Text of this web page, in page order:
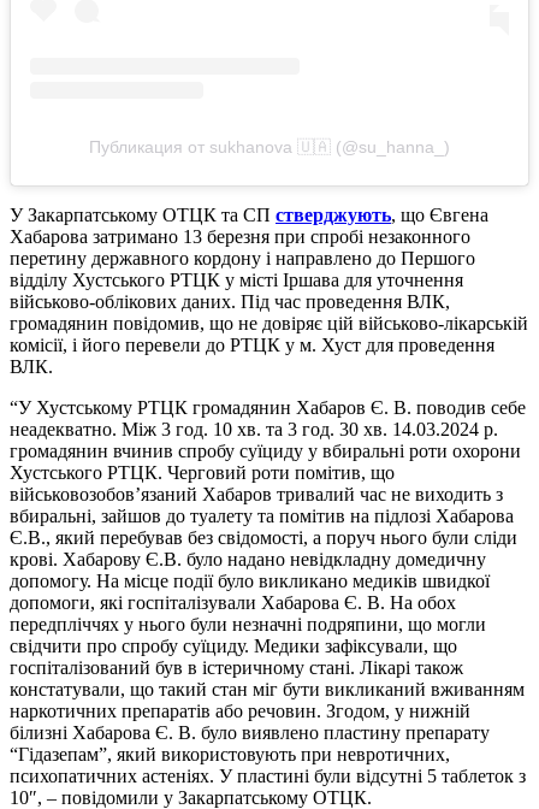
Публикация от sukhanova 🇺🇦 (@su_hanna_)
У Закарпатському ОТЦК та СП стверджують, що Євгена
Хабарова затримано 13 березня при спробі незаконного
перетину державного кордону і направлено до Першого
відділу Хустського РТЦК у місті Іршава для уточнення
військово-облікових даних. Під час проведення ВЛК,
громадянин повідомив, що не довіряє цій військово-лікарській
комісії, і його перевели до РТЦК у м. Хуст для проведення
ВЛК.
“У Хустському РТЦК громадянин Хабаров Є. В. поводив себе
неадекватно. Між 3 год. 10 хв. та 3 год. 30 хв. 14.03.2024 р.
громадянин вчинив спробу суїциду у вбиральні роти охорони
Хустського РТЦК. Черговий роти помітив, що
військовозобов’язаний Хабаров тривалий час не виходить з
вбиральні, зайшов до туалету та помітив на підлозі Хабарова
Є.В., який перебував без свідомості, а поруч нього були сліди
крові. Хабарову Є.В. було надано невідкладну домедичну
допомогу. На місце події було викликано медиків швидкої
допомоги, які госпіталізували Хабарова Є. В. На обох
передпліччях у нього були незначні подряпини, що могли
свідчити про спробу суїциду. Медики зафіксували, що
госпіталізований був в істеричному стані. Лікарі також
констатували, що такий стан міг бути викликаний вживанням
наркотичних препаратів або речовин. Згодом, у нижній
білизні Хабарова Є. В. було виявлено пластину препарату
“Гідазепам”, який використовують при невротичних,
психопатичних астеніях. У пластині були відсутні 5 таблеток з
10″, – повідомили у Закарпатському ОТЦК.